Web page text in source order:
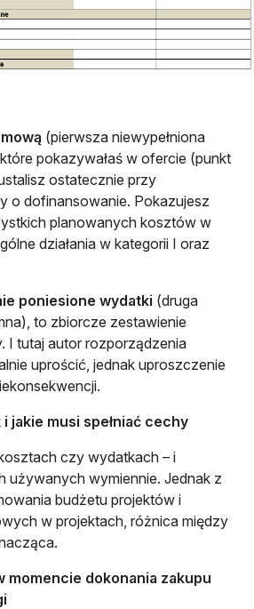
(pierwsza niewypełniona
pokazywałaś w ofercie (punkt
ostatecznie przy
o dofinansowanie. Pokazujesz
planowanych kosztów w
działania w kategorii I oraz
poniesione wydatki (druga
to zbiorcze zestawienie
I tutaj autor rozporządzenia
uprościć, jednak uproszczenie
jakie musi spełniać cechy
czy wydatkach – i
używanych wymiennie. Jednak z
budżetu projektów i
w projektach, różnica między
momencie dokonania zakupu